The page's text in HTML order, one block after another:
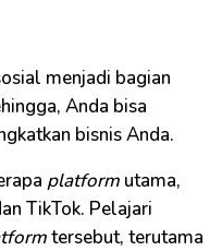
menjadi bagian
Anda bisa
bisnis Anda.
platform utama,
TikTok. Pelajari
tersebut, terutama